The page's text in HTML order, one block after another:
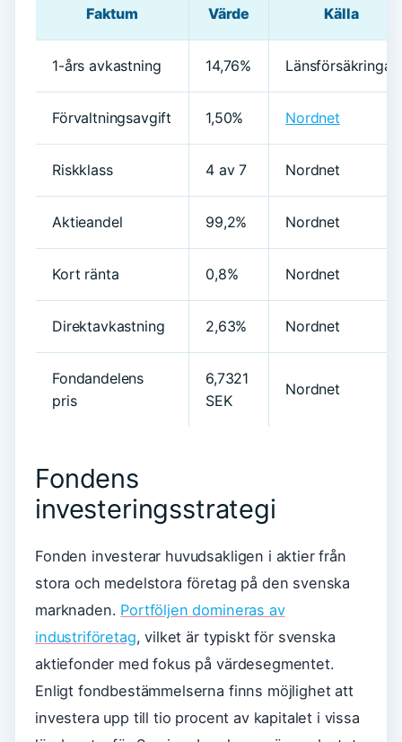
Faktum Värde Källa
1-års avkastning 14,76% Länsförsäkringar
Förvaltningsavgift 1,50% Nordnet
Riskklass 4 av 7 Nordnet
Aktieandel 99,2% Nordnet
Kort ränta 0,8% Nordnet
Direktavkastning 2,63% Nordnet
Fondandelens
pris
6,7321
SEK
Nordnet
Fondens
investeringsstrategi
Fonden investerar huvudsakligen i aktier från
stora och medelstora företag på den svenska
marknaden. Portföljen domineras av
industriföretag, vilket är typiskt för svenska
aktiefonder med fokus på värdesegmentet.
Enligt fondbestämmelserna finns möjlighet att
investera upp till tio procent av kapitalet i vissa